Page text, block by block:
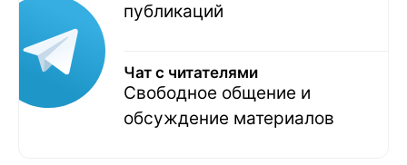
публикаций
Чат с читателями
Свободное общение и
обсуждение материалов